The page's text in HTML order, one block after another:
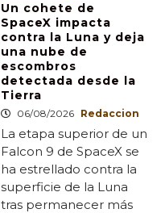
Un cohete de
SpaceX impacta
contra la Luna y deja
una nube de
escombros
detectada desde la
Tierra
06/08/2026 Redaccion
La etapa superior de un
Falcon 9 de SpaceX se
ha estrellado contra la
superficie de la Luna
tras permanecer más